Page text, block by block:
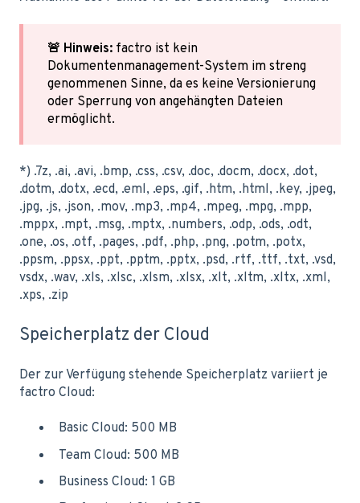
🚨 Hinweis: factro ist kein
Dokumentenmanagement-System im streng
genommenen Sinne, da es keine Versionierung
oder Sperrung von angehängten Dateien
ermöglicht.
*) .7z, .ai, .avi, .bmp, .css, .csv, .doc, .docm, .docx, .dot,
.dotm, .dotx, .ecd, .eml, .eps, .gif, .htm, .html, .key, .jpeg,
.jpg, .js, .json, .mov, .mp3, .mp4, .mpeg, .mpg, .mpp,
.mppx, .mpt, .msg, .mptx, .numbers, .odp, .ods, .odt,
.one, .os, .otf, .pages, .pdf, .php, .png, .potm, .potx,
.ppsm, .ppsx, .ppt, .pptm, .pptx, .psd, .rtf, .ttf, .txt, .vsd,
vsdx, .wav, .xls, .xlsc, .xlsm, .xlsx, .xlt, .xltm, .xltx, .xml,
.xps, .zip
Speicherplatz der Cloud
Der zur Verfügung stehende Speicherplatz variiert je
factro Cloud:
Basic Cloud: 500 MB
Team Cloud: 500 MB
Business Cloud: 1 GB